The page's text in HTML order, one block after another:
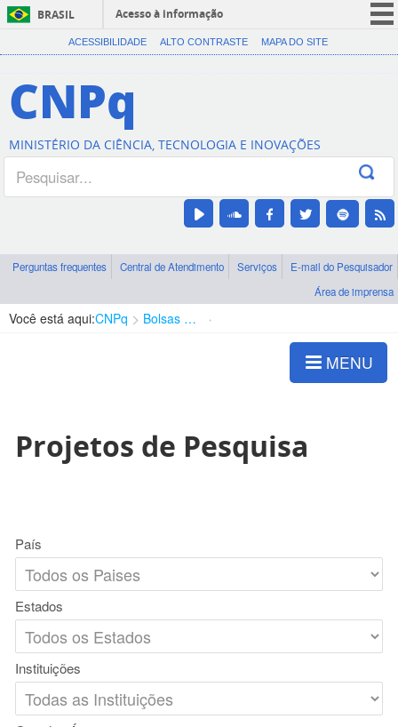
BRASIL
Acesso à informação
CORONAVÍRUS (COVID-19)
Canais
ACESSIBILIDADE ALTO CONTRASTE MAPA DO SITE
CNPq
MINISTÉRIO DA CIÊNCIA, TECNOLOGIA E INOVAÇÕES
Perguntas frequentes Central de Atendimento Serviços
E-mail do Pesquisador
Área de imprensa
Você está aqui:CNPq Bolsas e Auxílios Vigentes
MENU
Projetos de Pesquisa
País
Estados
Instituições